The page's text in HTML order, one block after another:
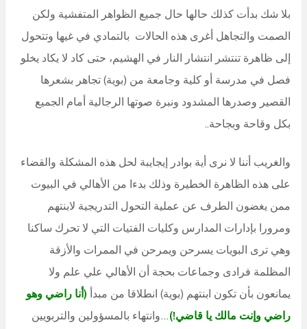
بلا شك بدأت كذلك حالها حال جميع الظواهر المتفشية ولكن
الصمت والتجاهل أغرى هذه الحالات بالتمادي في غيها وتتحول
إلى ظاهرة تنتشر انتشار النار في الهشيم، حتى كاد لا يكاد يخلو
فصل في مدرسة أو كلية وجامعة من (بوية) تجاهر بشعرها
القصير وصدرها المشدود ونبرة صوتها الرجالية أمام الجميع
بكل وقاحة وبجاحة..
والغريب أننا لا نرى أية بوادر إيجايبة لحل هذه المشكلة والقضاء
على هذه الظاهرة الخطيرة وذلك بدءا من الأهالي في البيوت
ممن يغضون الطرف عن عملية التحول التدريجية لابنتهم
ومرورا بإدارات المدارس وكليات الفتيات التي لا تحرك ساكنا
وهي ترى البويات يسرحن ويمرحن في الممرات والأزقة
المظلمة فرادى وجماعات بحجة أن الأهالي علي علم ولا
يمانعون بأن تكون ابنتهم (بوية) انطلاقا من مبدأ (أنا راضي وهو
راضي وإنت مالك يا قاضي!)…وانتهاء بالمسؤولين والتربويين